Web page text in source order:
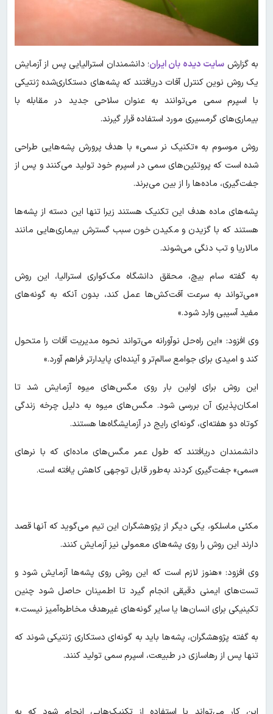
به گزارش سایت دیده بان ایران؛ دانشمندان استرالیایی پس از آزمایش
یک روش نوین کنترل آفات دریافتند که پشه‌های دستکاری‌شده ژنتیکی
با اسپرم سمی می‌توانند به عنوان سلاحی جدید در مقابله با
بیماری‌های گرمسیری مورد استفاده قرار گیرند.
روش موسوم به «تکنیک نر سمی» با هدف پرورش پشه‌هایی طراحی
شده است که پروتئین‌های سمی در اسپرم خود تولید می‌کنند و پس از
جفت‌گیری، ماده‌ها را از بین می‌برند.
پشه‌های ماده هدف این تکنیک هستند زیرا تنها این دسته از پشه‌ها
هستند که با گزیدن و مکیدن خون سبب گسترش بیماری‌هایی مانند
مالاریا و تب دنگی می‌شوند.
به گفته سام بیچ، محقق دانشگاه مک‌کواری استرالیا، این روش
«می‌تواند به سرعت آفت‌کش‌ها عمل کند، بدون آنکه به گونه‌های
مفید آسیبی وارد شود.»
وی افزود: «این راه‌حل نوآورانه می‌تواند نحوه مدیریت آفات را متحول
کند و امیدی برای جوامع سالم‌تر و آینده‌ای پایدارتر فراهم آورد.»
این روش برای اولین بار روی مگس‌های میوه آزمایش شد تا
امکان‌پذیری آن بررسی شود. مگس‌های میوه به دلیل چرخه زندگی
کوتاه دو هفته‌ای، گونه‌ای رایج در آزمایشگاه‌ها هستند.
دانشمندان دریافتند که طول عمر مگس‌های ماده‌ای که با نرهای
«سمی» جفت‌گیری کردند به‌طور قابل توجهی کاهش یافته است.
مکئی ماسلکو، یکی دیگر از پژوهشگران این تیم می‌گوید که آنها قصد
دارند این روش را روی پشه‌های معمولی نیز آزمایش کنند.
وی افزود: «هنوز لازم است که این روش روی پشه‌ها آزمایش شود و
تست‌های ایمنی دقیقی انجام گیرد تا اطمینان حاصل شود چنین
تکینیکی برای انسان‌ها یا سایر گونه‌های غیرهدف مخاطره‌آمیز نیست.»
به گفته پژوهشگران، پشه‌ها باید به گونه‌ای دستکاری ژنتیکی شوند که
تنها پس از رهاسازی در طبیعت، اسپرم سمی تولید کنند.